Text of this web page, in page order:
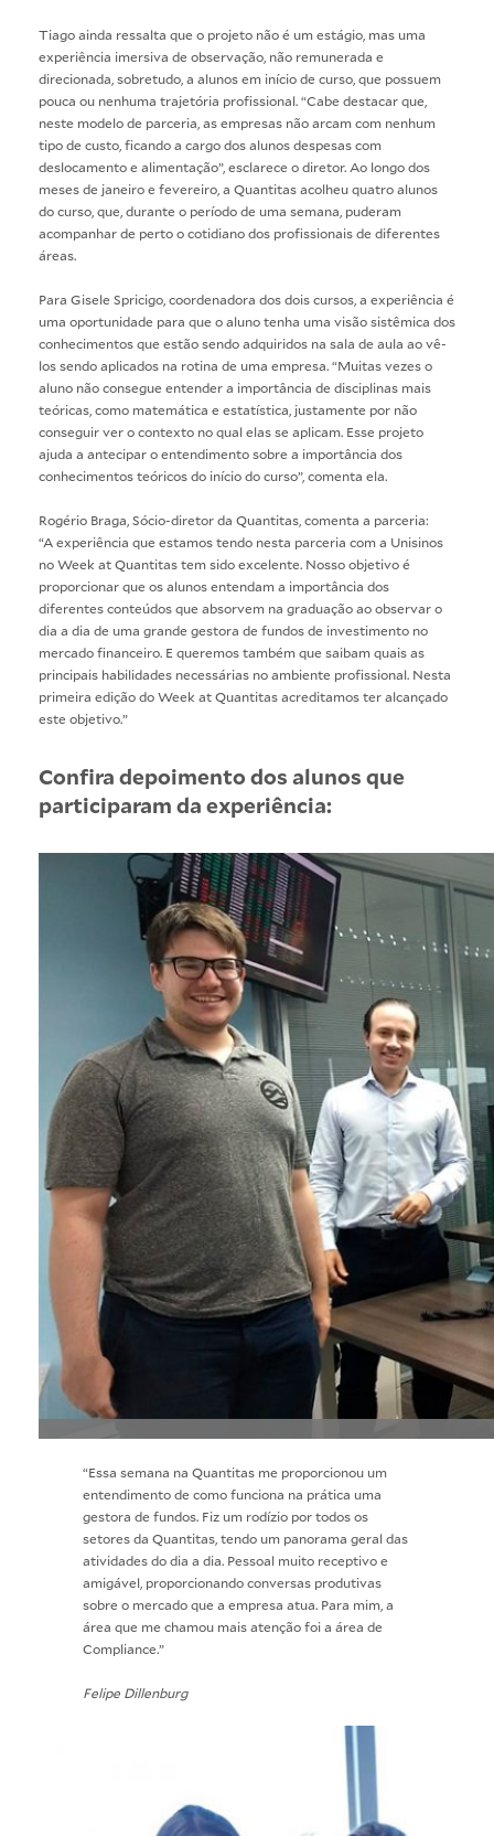
Tiago ainda ressalta que o projeto não é um estágio, mas uma
experiência imersiva de observação, não remunerada e
direcionada, sobretudo, a alunos em início de curso, que possuem
pouca ou nenhuma trajetória profissional. “Cabe destacar que,
neste modelo de parceria, as empresas não arcam com nenhum
tipo de custo, ficando a cargo dos alunos despesas com
deslocamento e alimentação”, esclarece o diretor. Ao longo dos
meses de janeiro e fevereiro, a Quantitas acolheu quatro alunos
do curso, que, durante o período de uma semana, puderam
acompanhar de perto o cotidiano dos profissionais de diferentes
áreas.
Para Gisele Spricigo, coordenadora dos dois cursos, a experiência é
uma oportunidade para que o aluno tenha uma visão sistêmica dos
conhecimentos que estão sendo adquiridos na sala de aula ao vê-
los sendo aplicados na rotina de uma empresa. “Muitas vezes o
aluno não consegue entender a importância de disciplinas mais
teóricas, como matemática e estatística, justamente por não
conseguir ver o contexto no qual elas se aplicam. Esse projeto
ajuda a antecipar o entendimento sobre a importância dos
conhecimentos teóricos do início do curso”, comenta ela.
Rogério Braga, Sócio-diretor da Quantitas, comenta a parceria:
“A experiência que estamos tendo nesta parceria com a Unisinos
no Week at Quantitas tem sido excelente. Nosso objetivo é
proporcionar que os alunos entendam a importância dos
diferentes conteúdos que absorvem na graduação ao observar o
dia a dia de uma grande gestora de fundos de investimento no
mercado financeiro. E queremos também que saibam quais as
principais habilidades necessárias no ambiente profissional. Nesta
primeira edição do Week at Quantitas acreditamos ter alcançado
este objetivo.”
Confira depoimento dos alunos que
participaram da experiência:
“Essa semana na Quantitas me proporcionou um
entendimento de como funciona na prática uma
gestora de fundos. Fiz um rodízio por todos os
setores da Quantitas, tendo um panorama geral das
atividades do dia a dia. Pessoal muito receptivo e
amigável, proporcionando conversas produtivas
sobre o mercado que a empresa atua. Para mim, a
área que me chamou mais atenção foi a área de
Compliance.”
Felipe Dillenburg